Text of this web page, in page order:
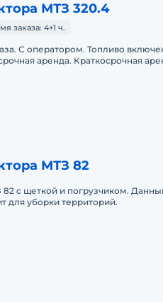
МТЗ 320.4
заказа: 4+1 ч.
С оператором. Топливо
аренда. Краткосрочная
МТЗ 82
с щеткой и погрузчиком.
для уборки территорий.